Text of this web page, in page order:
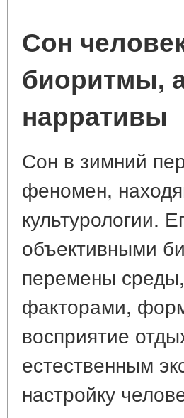
Сон
биоритмы,
нарративы
Сон в зимний
феномен,
культурологии.
объективными
перемены
факторами,
восприятие
естественным
настройку